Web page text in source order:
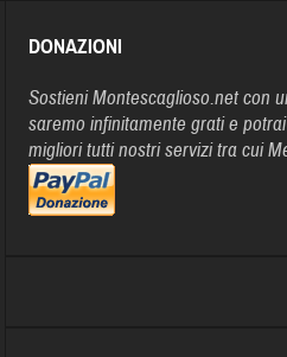
DONAZIONI
Sostieni Montescaglioso.net con
saremo infinitamente grati e
migliori tutti nostri servizi tra cui